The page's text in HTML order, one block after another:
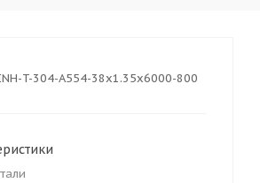
T-304-A554-38x1.35x6000-800